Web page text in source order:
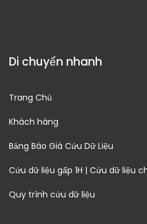
Di chuyển nhanh
Trang Chủ
Khách hàng
Bảng Báo Giá Cứu Dữ Liệu
Cứu dữ liệu gấp 1H | Cứu dữ liệu
Quy trình cứu dữ liệu